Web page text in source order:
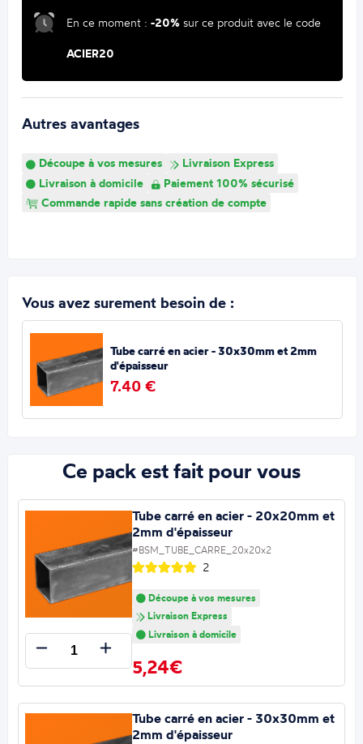
En ce moment :-20% sur ce produit avec le code
ACIER20
Autres avantages
Découpe à vos mesures
Livraison Express
Livraison à domicile
Paiement 100% sécurisé
Commande rapide sans création de compte
Vous avez surement besoin de :
Tube carré en acier - 30x30mm et 2mm
d'épaisseur
7.40 €
Ce pack est fait pour vous
Tube carré en acier - 20x20mm et
2mm d'épaisseur
#BSM_TUBE_CARRE_20x20x2
2
Découpe à vos mesures
Livraison Express
Livraison à domicile
5,24€
Tube carré en acier - 30x30mm et
2mm d'épaisseur